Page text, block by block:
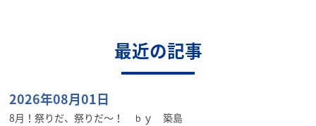
最近の記事
2026年08月01日
8月！祭りだ、祭りだ～！ ｂｙ 築島